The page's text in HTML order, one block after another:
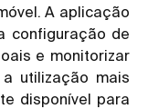
A aplicação
configuração de
e monitorizar
utilização mais
disponível para